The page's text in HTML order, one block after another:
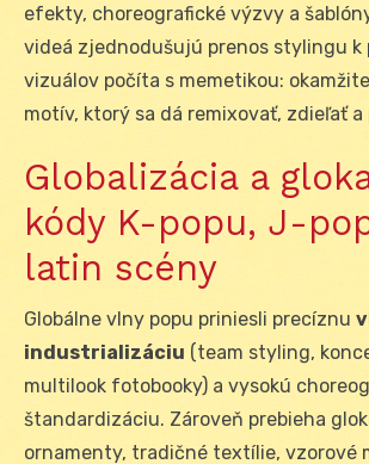
efekty, choreografické výzvy a
videá zjednodušujú prenos stylingu k
vizuálov počíta s memetikou:
motív, ktorý sa dá remixovať, zdieľať a
Globalizácia a
kódy K-popu, J-
latin scény
Globálne vlny popu priniesli precíznu
industrializáciu (team styling,
multilook fotobooky) a vysokú
štandardizáciu. Zároveň prebieha
ornamenty, tradičné textílie, vzorové